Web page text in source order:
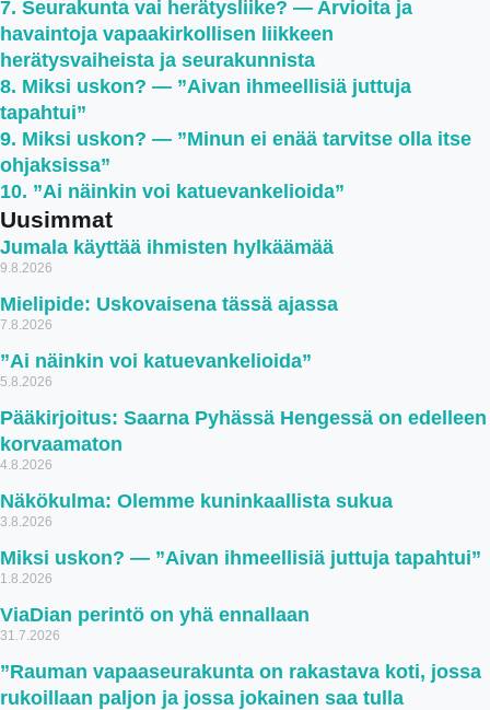
Seurakunta vai herätysliike? — Arvioita ja
havaintoja vapaakirkollisen liikkeen
herätysvaiheista ja seurakunnista
Miksi uskon? — ”Aivan ihmeellisiä juttuja
tapahtui”
Miksi uskon? — ”Minun ei enää tarvitse olla itse
ohjaksissa”
”Ai näinkin voi katuevankelioida”
Uusimmat
Jumala käyttää ihmisten hylkäämää
9.8.2026
Mielipide: Uskovaisena tässä ajassa
7.8.2026
”Ai näinkin voi katuevankelioida”
5.8.2026
Pääkirjoitus: Saarna Pyhässä Hengessä on edelleen
korvaamaton
4.8.2026
Näkökulma: Olemme kuninkaallista sukua
3.8.2026
Miksi uskon? — ”Aivan ihmeellisiä juttuja tapahtui”
1.8.2026
ViaDian perintö on yhä ennallaan
31.7.2026
”Rauman vapaaseurakunta on rakastava koti, jossa
rukoillaan paljon ja jossa jokainen saa tulla